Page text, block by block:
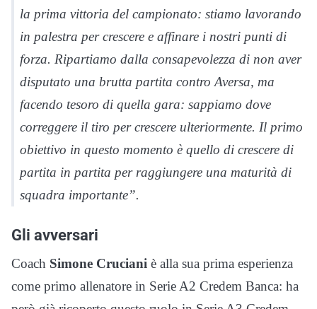
la prima vittoria del campionato: stiamo lavorando
in palestra per crescere e affinare i nostri punti di
forza. Ripartiamo dalla consapevolezza di non aver
disputato una brutta partita contro Aversa, ma
facendo tesoro di quella gara: sappiamo dove
correggere il tiro per crescere ulteriormente. Il primo
obiettivo in questo momento è quello di crescere di
partita in partita per raggiungere una maturità di
squadra importante”.
Gli avversari
Coach Simone Cruciani è alla sua prima esperienza
come primo allenatore in Serie A2 Credem Banca: ha